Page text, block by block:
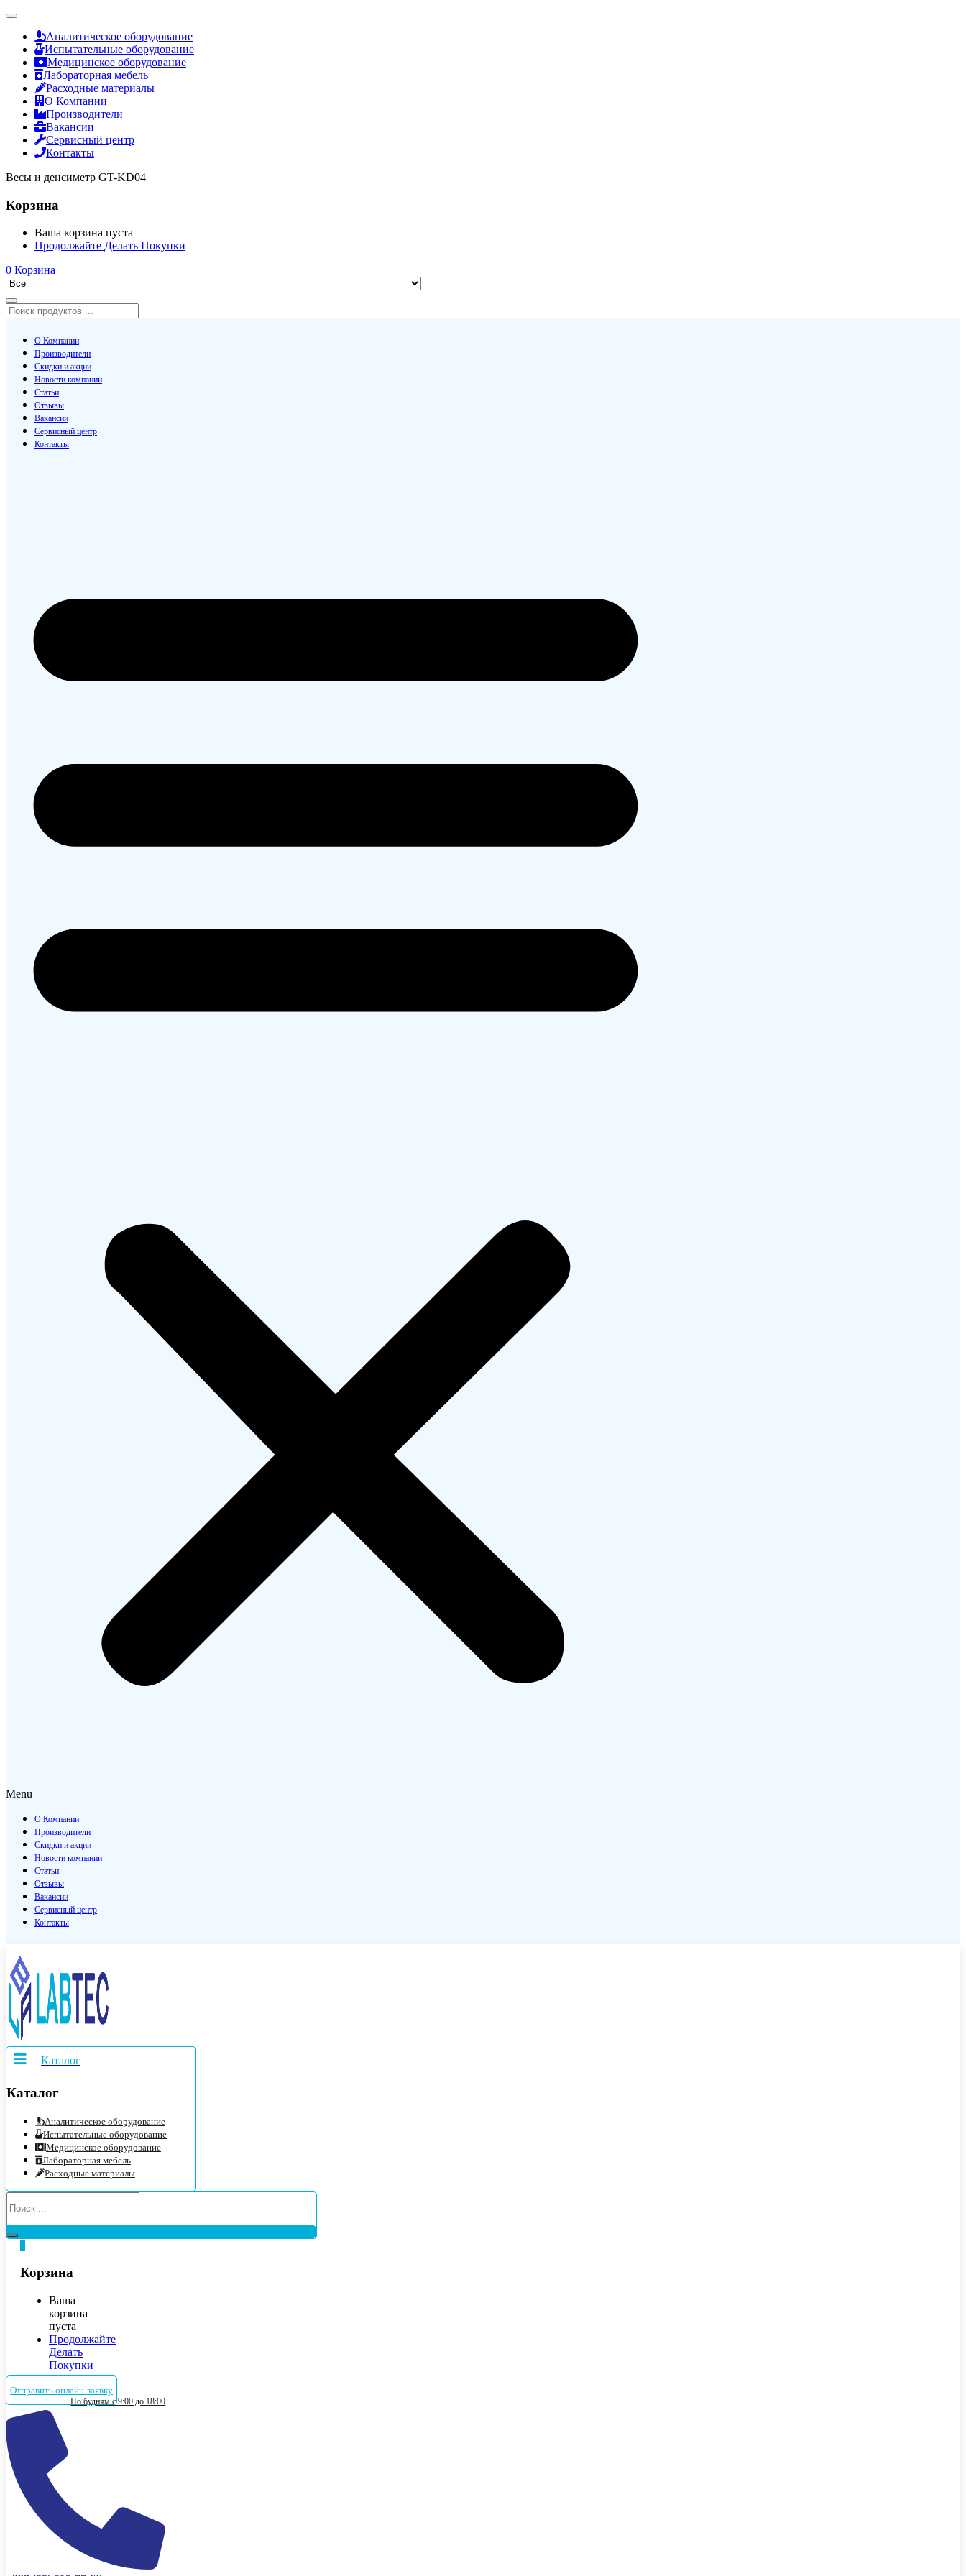
Аналитическое оборудование
Испытательные оборудование
Медицинское оборудование
Лабораторная мебель
Расходные материалы
О Компании
Производители
Вакансии
Сервисный центр
Контакты
Весы и денсиметр GT-KD04
Корзина
Ваша корзина пуста
Продолжайте Делать Покупки
0 Корзина
О Компании
Производители
Скидки и акции
Новости компании
Статьи
Отзывы
Вакансии
Сервисный центр
Контакты
Menu
О Компании
Производители
Скидки и акции
Новости компании
Статьи
Отзывы
Вакансии
Сервисный центр
Контакты
Каталог
Каталог
Аналитическое оборудование
Испытательные оборудование
Медицинское оборудование
Лабораторная мебель
Расходные материалы
Корзина
Ваша
корзина
пуста
Продолжайте
Делать
Покупки
Отправить онлайн-заявку
По будням с 9:00 до 18:00